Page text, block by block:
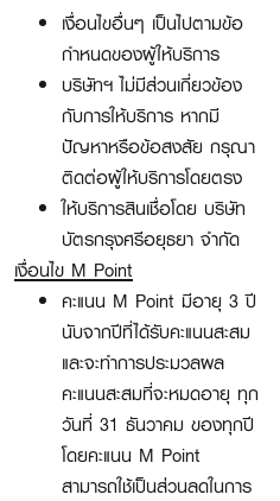
เงื่อนไขอื่นๆ เป็นไปตามข้อ
กำหนดของผู้ให้บริการ
บริษัทฯ ไม่มีส่วนเกี่ยวข้อง
กับการให้บริการ หากมี
ปัญหาหรือข้อสงสัย กรุณา
ติดต่อผู้ให้บริการโดยตรง
ให้บริการสินเชื่อโดย บริษัท
บัตรกรุงศรีอยุธยา จำกัด
เงื่อนไข M Point
คะแนน M Point มีอายุ 3ปี
นับจากปีที่ได้รับคะแนนสะสม
และจะทำการประมวลผล
คะแนนสะสมที่จะหมดอายุ ทุก
วันที่ 31 ธันวาคม ของทุกปี
โดยคะแนน M Point
สามารถใช้เป็นส่วนลดในการ